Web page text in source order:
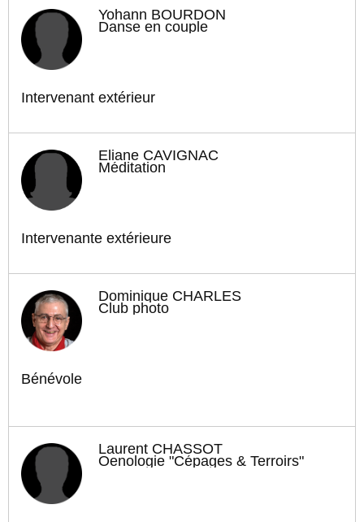
Yohann BOURDON
Danse en couple
Intervenant extérieur
Eliane CAVIGNAC
Méditation
Intervenante extérieure
Dominique CHARLES
Club photo
Bénévole
Laurent CHASSOT
Oenologie "Cépages & Terroirs"